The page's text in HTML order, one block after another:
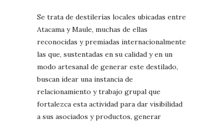
Se trata de destilerías locales ubicadas entre
Atacama y Maule, muchas de ellas
reconocidas y premiadas internacionalmente
las que, sustentadas en su calidad y en un
modo artesanal de generar este destilado,
buscan idear una instancia de
relacionamiento y trabajo grupal que
fortalezca esta actividad para dar visibilidad
a sus asociados y productos, generar